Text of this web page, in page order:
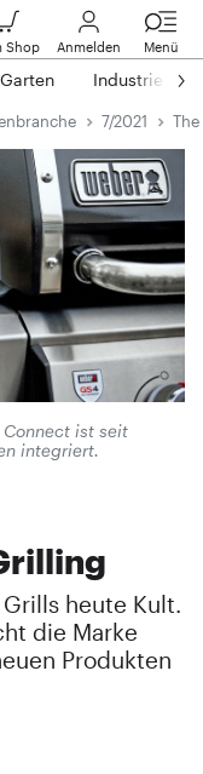
Shop Anmelden Menü
Garten Industrie
7/2021
Connect ist seit
integriert.
heute Kult.
die Marke
Produkten